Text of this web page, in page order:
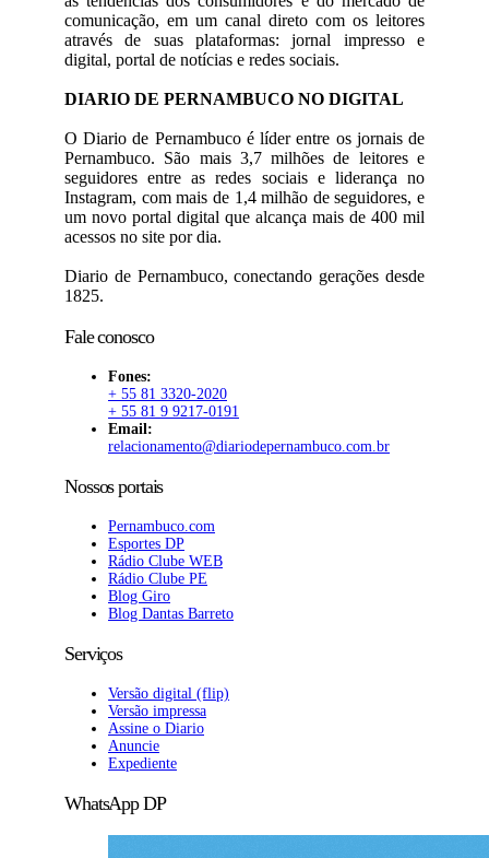
comunicação, em um canal direto com os leitores
através de suas plataformas: jornal impresso e
digital, portal de notícias e redes sociais.
DIARIO DE PERNAMBUCO NO DIGITAL
O Diario de Pernambuco é líder entre os jornais de
Pernambuco. São mais 3,7 milhões de leitores e
seguidores entre as redes sociais e liderança no
Instagram, com mais de 1,4 milhão de seguidores, e
um novo portal digital que alcança mais de 400 mil
acessos no site por dia.
Diario de Pernambuco, conectando gerações desde
1825.
Fale conosco
Fones:
+ 55 81 3320-2020
+ 55 81 9 9217-0191
Email:
relacionamento@diariodepernambuco.com.br
Nossos portais
Pernambuco.com
Esportes DP
Rádio Clube WEB
Rádio Clube PE
Blog Giro
Blog Dantas Barreto
Serviços
Versão digital (flip)
Versão impressa
Assine o Diario
Anuncie
Expediente
WhatsApp DP